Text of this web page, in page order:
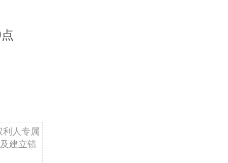
人专属
建立镜